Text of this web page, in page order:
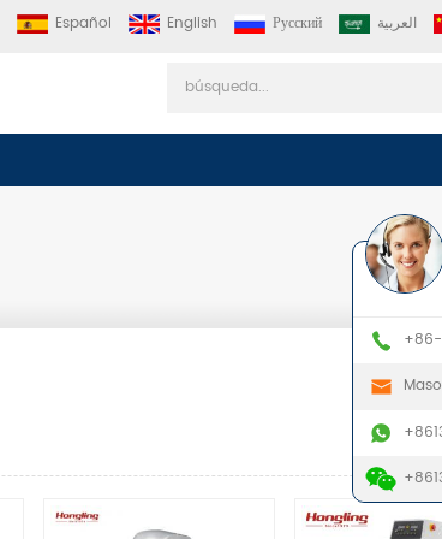
Español English Русский العربية